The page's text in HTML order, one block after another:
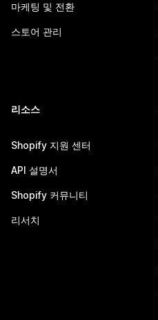
마케팅 및 전환
스토어 관리
리소스
Shopify 지원 센터
API 설명서
Shopify 커뮤니티
리서치